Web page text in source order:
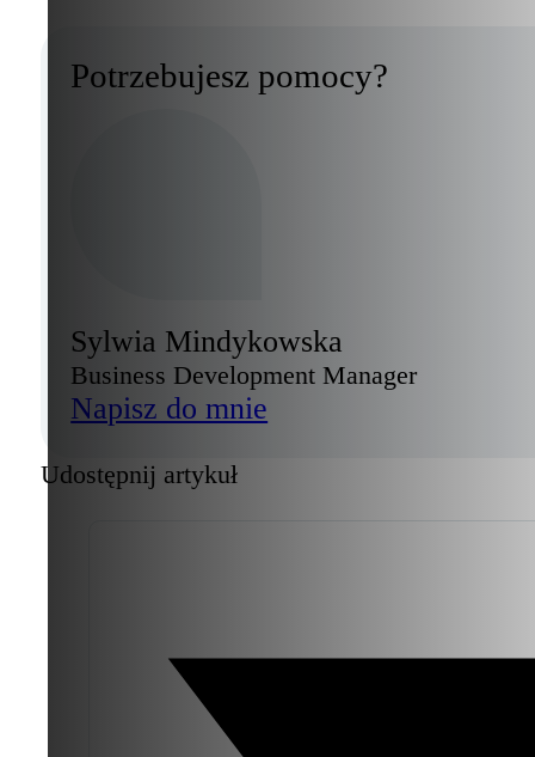
Potrzebujesz pomocy?
Sylwia Mindykowska
Business Development Manager
Napisz do mnie
Udostępnij artykuł